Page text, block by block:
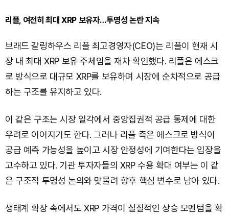
리플, 여전히 최대 XRP 보유자…투명성 논란 지속
브래드 갈링하우스 리플 최고경영자(CEO)는 리플이 현재 시
장 내 최대 XRP 보유 주체임을 재차 확인했다. 리플은 에스크
로 방식으로 대규모 XRP를 보유하며 시장에 순차적으로 공급
하는 구조를 유지하고 있다.
이 같은 구조는 시장 일각에서 중앙집권적 공급 통제에 대한
우려로 이어지기도 한다. 그러나 리플 측은 에스크로 방식이
공급 예측 가능성을 높이고 시장 안정성에 기여한다는 입장을
고수하고 있다. 기관 투자자들의 XRP 수용 확대 여부는 이 같
은 구조적 투명성 논의와 맞물려 향후 핵심 변수로 남아 있다.
생태계 확장 속에서도 XRP 가격이 실질적인 상승 모멘텀을 확